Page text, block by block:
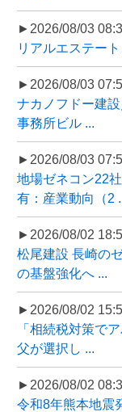
►2026/08/03
リアルエステー
►2026/08/03
ナカノフドー建
事務所ビル ...
►2026/08/03
地場ゼネコン22
有：産業動向（2
►2026/08/02
松尾建設 長崎の
の基盤強化へ ...
►2026/08/02
「相続税対策で
父が選択し ...
►2026/08/02
令和8年熊本地震